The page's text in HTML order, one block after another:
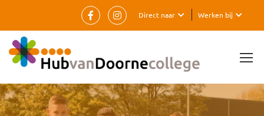
Werken bij
Direct naar